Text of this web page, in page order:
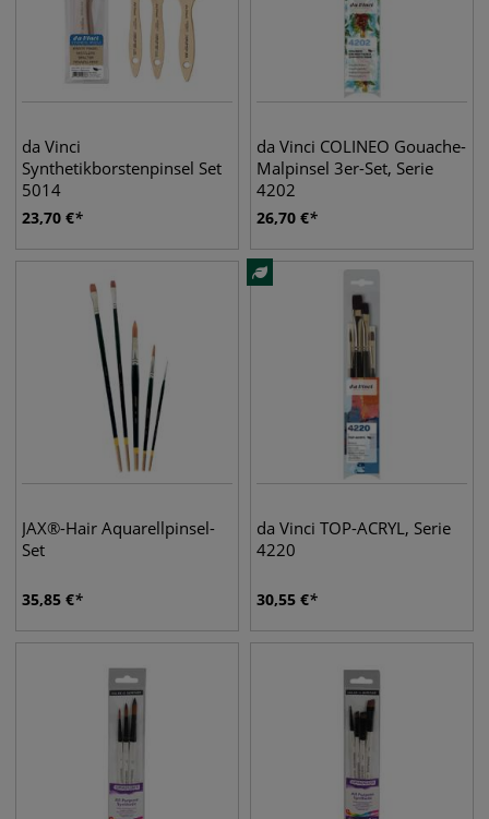
da Vinci
Synthetikborstenpinsel Set
5014
23,70 €
da Vinci COLINEO Gouache-
Malpinsel 3er-Set, Serie
4202
26,70 €
JAX®-Hair Aquarellpinsel-
Set
35,85 €
da Vinci TOP-ACRYL, Serie
4220
30,55 €